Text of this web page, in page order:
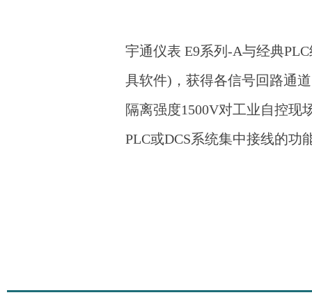
宇通仪表 E9系列-A与经典
具软件)，获得各信号回路通
隔离强度1500V对工业自控现
PLC或DCS系统集中接线的功